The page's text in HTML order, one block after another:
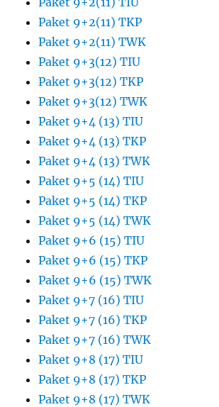
Paket 9+2(11) TKP
Paket 9+2(11) TWK
Paket 9+3(12) TIU
Paket 9+3(12) TKP
Paket 9+3(12) TWK
Paket 9+4 (13) TIU
Paket 9+4 (13) TKP
Paket 9+4 (13) TWK
Paket 9+5 (14) TIU
Paket 9+5 (14) TKP
Paket 9+5 (14) TWK
Paket 9+6 (15) TIU
Paket 9+6 (15) TKP
Paket 9+6 (15) TWK
Paket 9+7 (16) TIU
Paket 9+7 (16) TKP
Paket 9+7 (16) TWK
Paket 9+8 (17) TIU
Paket 9+8 (17) TKP
Paket 9+8 (17) TWK